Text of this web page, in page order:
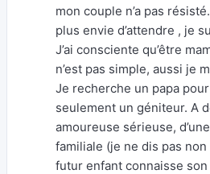
mon couple n’a pas
plus envie d’attendre , je
J’ai consciente qu’être
n’est pas simple, aussi je
Je recherche un papa
seulement un géniteur. A
amoureuse sérieuse,
familiale (je ne dis pas
futur enfant connaisse